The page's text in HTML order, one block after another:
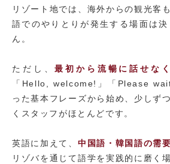
リゾート地では、海外からの観光客
語でのやりとりが発生する場面は
ん。
ただし、最初から流暢に話せな
「Hello, welcome!」「Please
った基本フレーズから始め、少しず
くスタッフがほとんどです。
英語に加えて、 中国語・韓国語の需
リゾバを通じて語学を実践的に磨く